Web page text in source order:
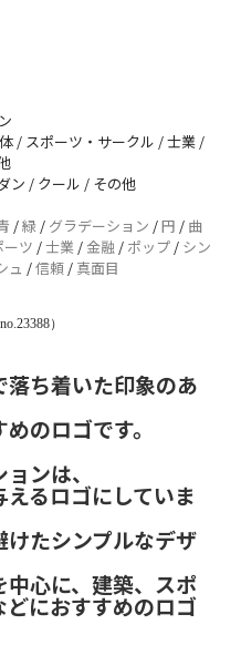
/ スポーツ・サークル / 士業 /
ン / クール / その他
/緑 / グラデーション /円 / 曲
ーツ /士業 / 金融 / ポップ / シン
ュ /信頼 / 真面目
no.23388）
ち着いた印象のあ
のロゴです。
ンは、
るロゴにしていま
たシンプルなデザ
心に、建築、スポ
におすすめのロゴ